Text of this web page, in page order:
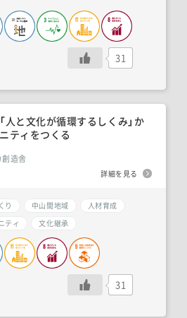
人と文化が循環するしくみ」か
ティをつくる
造舎
詳細を見る
り 中山間地域
人材育成
ティ
文化継承
31
31